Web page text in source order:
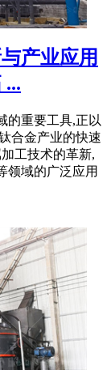
产业应用
...
的重要工具,正以
合金产业的快速
工技术的革新,
领域的广泛应用